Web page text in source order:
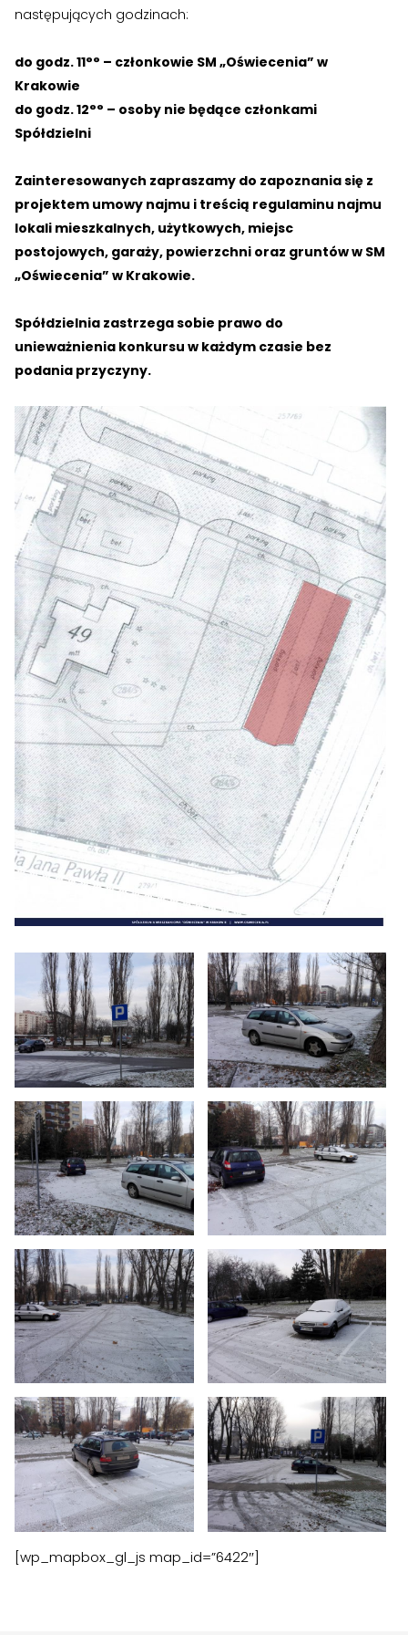
następujących godzinach:
do godz. 11°° – członkowie SM „Oświecenia” w
Krakowie
do godz. 12°° – osoby nie będące członkami
Spółdzielni
Zainteresowanych zapraszamy do zapoznania się z
projektem umowy najmu i treścią regulaminu najmu
lokali mieszkalnych, użytkowych, miejsc
postojowych, garaży, powierzchni oraz gruntów w SM
„Oświecenia” w Krakowie.
Spółdzielnia zastrzega sobie prawo do
unieważnienia konkursu w każdym czasie bez
podania przyczyny.
[wp_mapbox_gl_js map_id=”6422″]
Zgłoś problem lub uwagę
Twoja opinia pomaga nam ulepszać serwis
Tu możesz zgłosić uwagi do strony internetowej lub
zaproponować ulepszenia.
Awarie w blokachzgłaszaj telefonicznie.
Rodzaj zgłoszenia